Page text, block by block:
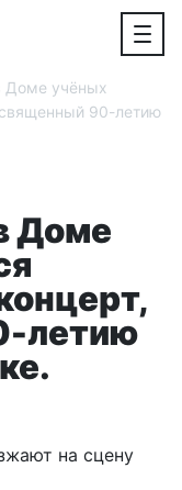
Доме учёных
90-летию
Доме
летию
на сцену